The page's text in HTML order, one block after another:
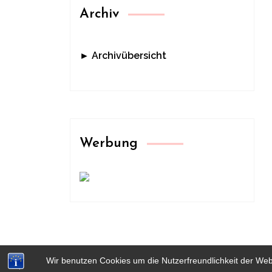
Wir benutzen Cookies um die Nutzerfreundlichkeit der
Archiv
► Archivübersicht
Werbung